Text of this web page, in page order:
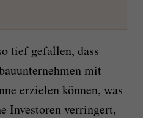
tief gefallen, dass
mit
erzielen können, was
Investoren verringert,